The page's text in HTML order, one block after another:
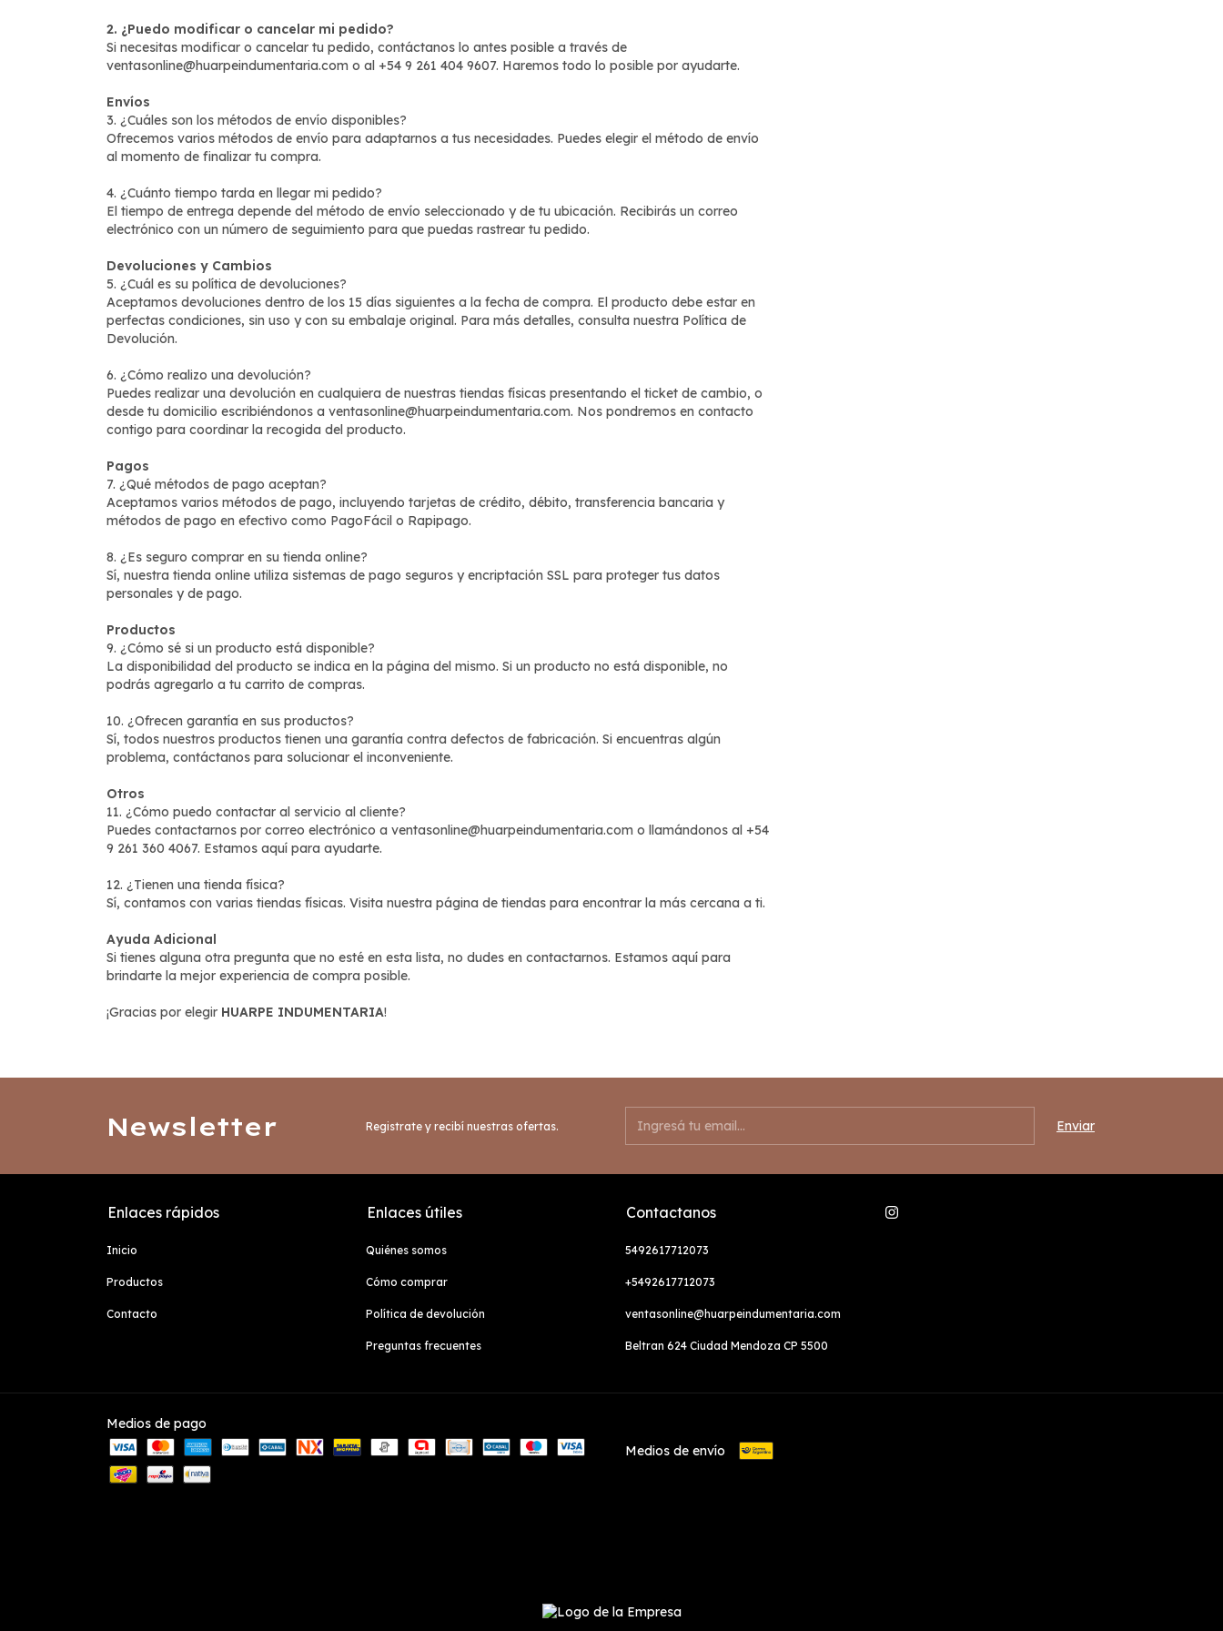
2. ¿Puedo modificar o cancelar mi pedido?
Si necesitas modificar o cancelar tu pedido, contáctanos lo antes posible a través de
ventasonline@huarpeindumentaria.com o al +54 9 261 404 9607. Haremos todo lo posible por ayudarte.
Envíos
3. ¿Cuáles son los métodos de envío disponibles?
Ofrecemos varios métodos de envío para adaptarnos a tus necesidades. Puedes elegir el método de envío
al momento de finalizar tu compra.
4. ¿Cuánto tiempo tarda en llegar mi pedido?
El tiempo de entrega depende del método de envío seleccionado y de tu ubicación. Recibirás un correo
electrónico con un número de seguimiento para que puedas rastrear tu pedido.
Devoluciones y Cambios
5. ¿Cuál es su política de devoluciones?
Aceptamos devoluciones dentro de los 15 días siguientes a la fecha de compra. El producto debe estar en
perfectas condiciones, sin uso y con su embalaje original. Para más detalles, consulta nuestra Política de
Devolución.
6. ¿Cómo realizo una devolución?
Puedes realizar una devolución en cualquiera de nuestras tiendas físicas presentando el ticket de cambio, o
desde tu domicilio escribiéndonos a ventasonline@huarpeindumentaria.com. Nos pondremos en contacto
contigo para coordinar la recogida del producto.
Pagos
7. ¿Qué métodos de pago aceptan?
Aceptamos varios métodos de pago, incluyendo tarjetas de crédito, débito, transferencia bancaria y
métodos de pago en efectivo como PagoFácil o Rapipago.
8. ¿Es seguro comprar en su tienda online?
Sí, nuestra tienda online utiliza sistemas de pago seguros y encriptación SSL para proteger tus datos
personales y de pago.
Productos
9. ¿Cómo sé si un producto está disponible?
La disponibilidad del producto se indica en la página del mismo. Si un producto no está disponible, no
podrás agregarlo a tu carrito de compras.
10. ¿Ofrecen garantía en sus productos?
Sí, todos nuestros productos tienen una garantía contra defectos de fabricación. Si encuentras algún
problema, contáctanos para solucionar el inconveniente.
Otros
11. ¿Cómo puedo contactar al servicio al cliente?
Puedes contactarnos por correo electrónico a ventasonline@huarpeindumentaria.com o llamándonos al +54
9 261 360 4067. Estamos aquí para ayudarte.
12. ¿Tienen una tienda física?
Sí, contamos con varias tiendas físicas. Visita nuestra página de tiendas para encontrar la más cercana a ti.
Ayuda Adicional
Si tienes alguna otra pregunta que no esté en esta lista, no dudes en contactarnos. Estamos aquí para
brindarte la mejor experiencia de compra posible.
¡Gracias por elegir HUARPE INDUMENTARIA!
Newsletter Registrate y recibí nuestras ofertas.
Enlaces rápidos
Inicio
Productos
Contacto
Enlaces útiles
Quiénes somos
Cómo comprar
Política de devolución
Preguntas frecuentes
Contactanos
5492617712073
+5492617712073
ventasonline@huarpeindumentaria.com
Beltran 624 Ciudad Mendoza CP 5500
Medios de pago
Medios de envío